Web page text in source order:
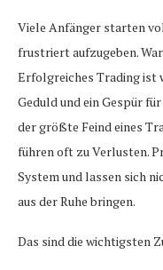
Viele Anfänger starten
frustriert aufzugeben.
Erfolgreiches Trading ist
Geduld und ein Gespür
der größte Feind eines
führen oft zu Verlusten.
System und lassen sich
aus der Ruhe bringen.
Das sind die wichtigsten